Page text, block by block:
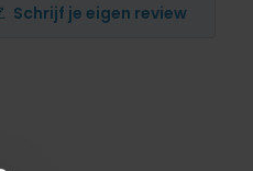
Schrijf je eigen review